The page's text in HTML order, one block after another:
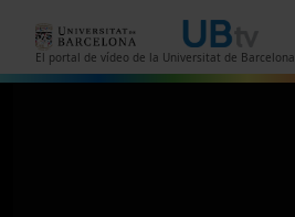
El portal de vídeo de la Universitat de Barcelona